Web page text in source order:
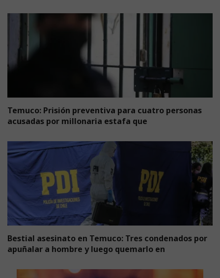
Temuco: Prisión preventiva para cuatro personas
acusadas por millonaria estafa que
Bestial asesinato en Temuco: Tres condenados por
apuñalar a hombre y luego quemarlo en